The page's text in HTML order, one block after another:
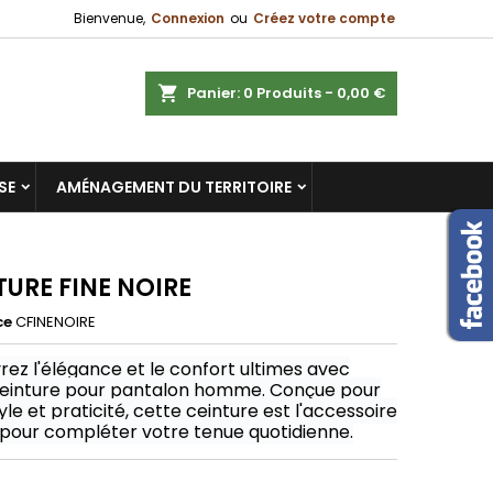
Bienvenue, Connexion ou Créez votre compte
Panier 0 Produits - 0,00 €
AMÉNAGEMENT DU TERRITOIRE
FINE NOIRE
CFINENOIRE
l'élégance et le confort ultimes avec
pour pantalon homme. Conçue pour
et praticité, cette ceinture est l'accessoire
compléter votre tenue quotidienne.